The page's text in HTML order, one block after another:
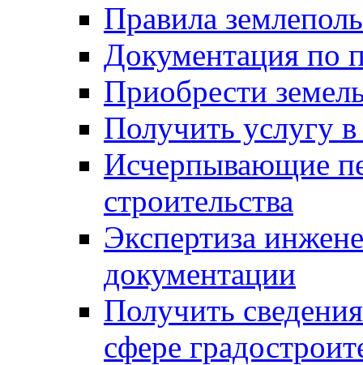
Правила
Документация по
Приобрести
Получить услугу в
Исчерпывающие
строительства
Экспертиза
документации
Получить
сфере